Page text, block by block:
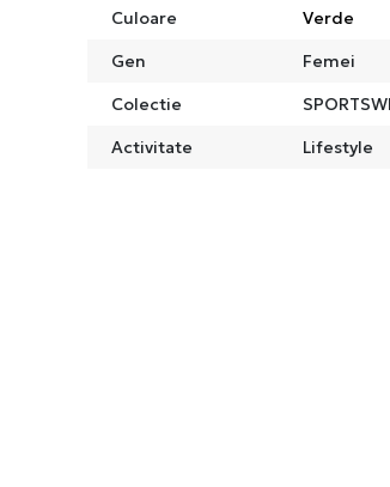
Culoare
Verde
Gen
Femei
Colectie
Activitate
Lifestyle